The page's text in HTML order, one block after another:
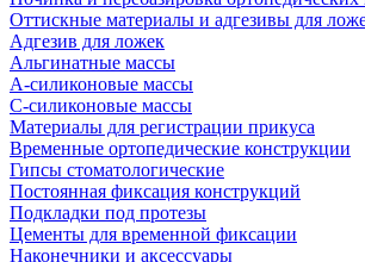
Оттискные материалы и адгезивы для
Адгезив для ложек
Альгинатные массы
А-силиконовые массы
С-силиконовые массы
Материалы для регистрации прикуса
Временные ортопедические конструкции
Гипсы стоматологические
Постоянная фиксация конструкций
Подкладки под протезы
Цементы для временной фиксации
Наконечники и аксессуары